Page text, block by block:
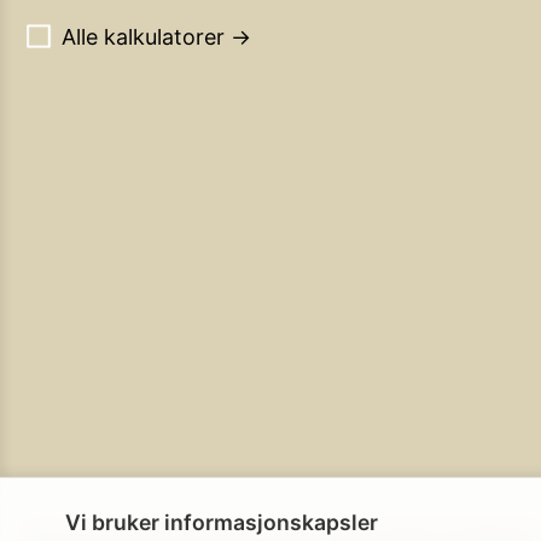
Alle kalkulatorer →
PersonvernBrukerbetingelserCookie-policyCookie-innstillinger
Vi bruker informasjonskapsler